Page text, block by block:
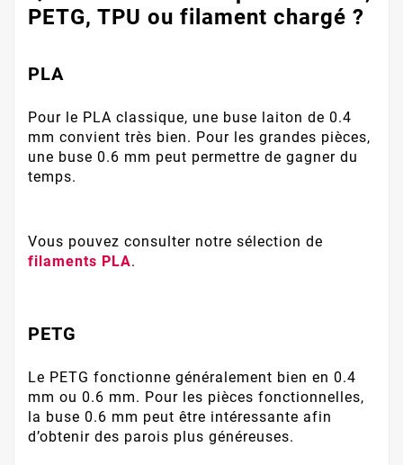
PETG, TPU ou filament chargé ?
PLA
Pour le PLA classique, une buse laiton de 0.4
mm convient très bien. Pour les grandes pièces,
une buse 0.6 mm peut permettre de gagner du
temps.
Vous pouvez consulter notre sélection de
filaments PLA.
PETG
Le PETG fonctionne généralement bien en 0.4
mm ou 0.6 mm. Pour les pièces fonctionnelles,
la buse 0.6 mm peut être intéressante afin
d’obtenir des parois plus généreuses.